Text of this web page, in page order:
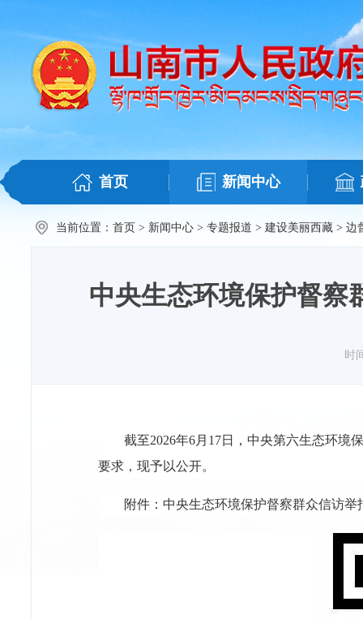
首页 新闻中心
当前位置： 首页 > 新闻中心 > 专题报道 > 建设美丽西藏 > 边
中央生态环境保护督察
时
截至2026年6月17日，中央第六生态环境
要求，现予以公开。
附件： 中央生态环境保护督察群众信访